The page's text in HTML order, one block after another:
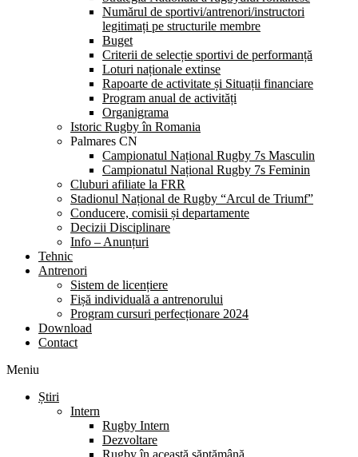
Numărul de sportivi/antrenori/instructori
legitimați pe structurile membre
Buget
Criterii de selecție sportivi de performanță
Loturi naționale extinse
Rapoarte de activitate și Situații financiare
Program anual de activități
Organigrama
Istoric Rugby în Romania
Palmares CN
Campionatul Național Rugby 7s Masculin
Campionatul Național Rugby 7s Feminin
Cluburi afiliate la FRR
Stadionul Național de Rugby “Arcul de Triumf”
Conducere, comisii și departamente
Decizii Disciplinare
Info – Anunțuri
Tehnic
Antrenori
Sistem de licențiere
Fișă individuală a antrenorului
Program cursuri perfecționare 2024
Download
Contact
Meniu
Știri
Intern
Rugby Intern
Dezvoltare
Rugby în această săptămână